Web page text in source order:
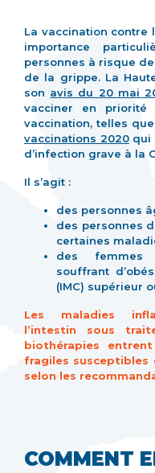
La vaccination contre
importance
personnes à risque
de la grippe. La
son avis du 20 mai
vacciner en
vaccination, telles
vaccinations 2020qui
d’infection grave à la
Il s’agit :
des personnes
des personnes
certaines
des femmes
souffrant
(IMC) supérieur
Les maladies
l’intestin sous
biothérapies
fragiles susceptibles
selon les
COMMENT